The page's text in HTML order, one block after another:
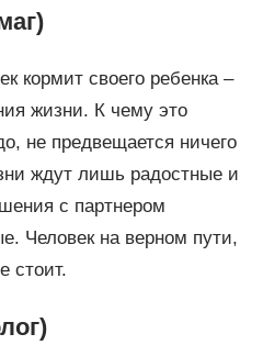
кормит своего ребенка –
жизни. К чему это
не предвещается ничего
ждут лишь радостные и
с партнером
Человек на верном пути,
стоит.